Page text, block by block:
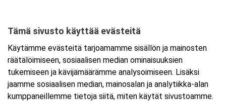
Tarkempi kartta ja ajo-ohjeet
Tämä sivusto käyttää evästeitä
Käytämme evästeitä tarjoamamme sisällön ja mainosten
räätälöimiseen, sosiaalisen median ominaisuuksien
tukemiseen ja kävijämäärämme analysoimiseen. Lisäksi
jaamme sosiaalisen median, mainosalan ja analytiikka-alan
kumppaneillemme tietoja siitä, miten käytät sivustoamme.